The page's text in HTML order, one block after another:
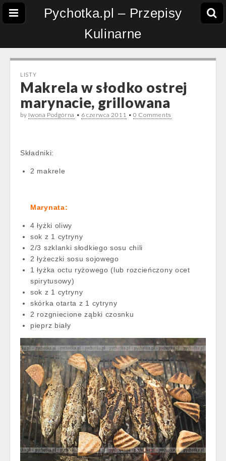
Pychotka.pl – Przepisy
Kulinarne
LISTY
Makrela w słodko ostrej
marynacie, grillowana
by Iwona Podgórna • 6 czerwca 2011 • 0 Comments
Składniki:
2 makrele
Marynata:
4 łyżki oliwy
sok z 1 cytryny
2/3 szklanki słodkiego sosu chili
2 łyżeczki sosu sojowego
1 łyżka octu ryżowego (lub rozcieńczony ocet
spirytusowy)
sok z 1 cytryny
skórka otarta z 1 cytryny
2 rozgniecione ząbki czosnku
pieprz biały